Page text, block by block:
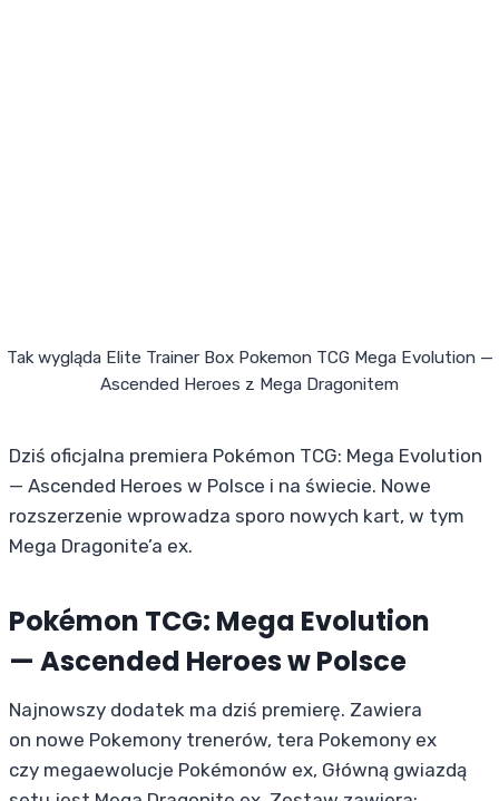
Tak wygląda Elite Trainer Box Pokemon TCG Mega Evolution —
Ascended Heroes z Mega Dragonitem
Dziś oficjalna premiera Pokémon TCG: Mega Evolution
— Ascended Heroes w Polsce i na świecie. Nowe
rozszerzenie wprowadza sporo nowych kart, w tym
Mega Dragonite’a ex.
Pokémon TCG: Mega Evolution
— Ascended Heroes w Polsce
Najnowszy dodatek ma dziś premierę. Zawiera
on nowe Pokemony trenerów, tera Pokemony ex
czy megaewolucje Pokémonów ex, Główną gwiazdą